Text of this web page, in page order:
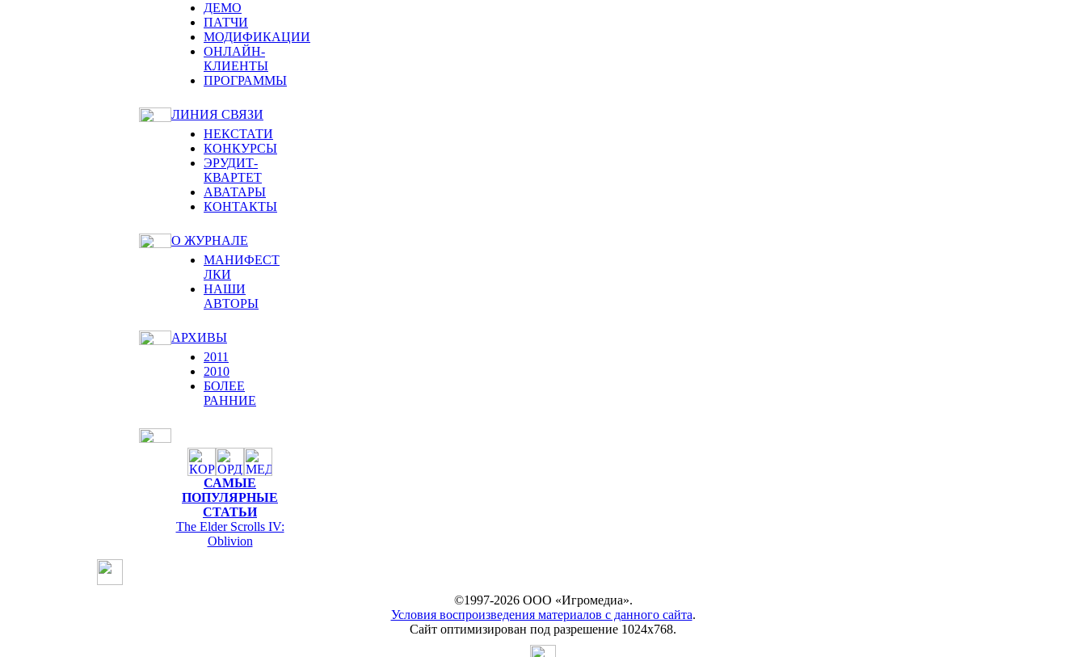
ДЕМО
ПАТЧИ
МОДИФИКАЦИИ
ОНЛАЙН-
КЛИЕНТЫ
ПРОГРАММЫ
ЛИНИЯ СВЯЗИ
НЕКСТАТИ
КОНКУРСЫ
ЭРУДИТ-
КВАРТЕТ
АВАТАРЫ
КОНТАКТЫ
О ЖУРНАЛЕ
МАНИФЕСТ
ЛКИ
НАШИ
АВТОРЫ
АРХИВЫ
2011
2010
БОЛЕЕ
РАННИЕ
САМЫЕ
ПОПУЛЯРНЫЕ
СТАТЬИ
The Elder Scrolls IV:
Oblivion
©1997-2026 ООО «Игромедиа».
Условия воспроизведения материалов с данного сайта.
Сайт оптимизирован под разрешение 1024х768.